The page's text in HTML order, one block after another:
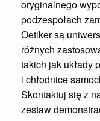
oryginalnego
podzespołach
Oetiker są
różnych
takich jak układy
i chłodnice
Skontaktuj się z
zestaw